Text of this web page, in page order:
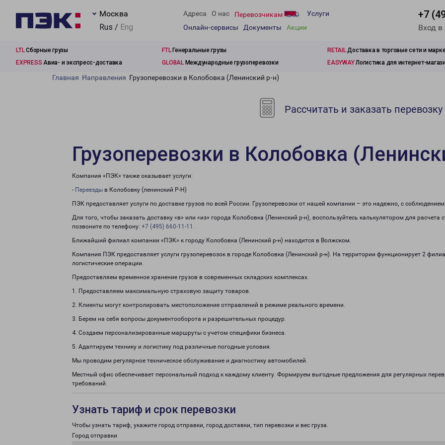
Москва
Rus / Eng
Адреса О нас Перевозчикам
Услуги
Онлайн-сервисы
Документы Акции
+7
Вход
LTLСборные грузы FTLГенеральные грузы RETAILДоставка в торговые сети и
EXPRESS Авиа- и экспресс-доставка GLOBALМеждународные грузоперевозки EASYWAYЛогистика для интернет-
Главная Направления Грузоперевозки в Колобовка (Ленинский р-н)
Рассчитать и заказать перевозку
Грузоперевозки в Колобовка
Компания «ПЭК» также оказывает услуги:
- Переезды в Колобовку (ленинский Р-Н)
ПЭК предоставляет услуги по доставке грузов по всей России. Грузоперевозки от нашей компании – это надежно, с
Для того, чтобы заказать доставку «в» или «из» города Колобовка (Ленинский р-н), воспользуйтесь калькулятором для
позвоните по телефону: +7 (495) 660-11-11 .
Ближайший филиал компании «ПЭК» к городу Колобовка (Ленинский р-н) находится в Волжском.
Компания ПЭК предоставляет услуги грузоперевозок в городе Колобовка (Ленинский р-н). На территории функционирует 2
логистические операции.
Предоставляем временное хранение грузов в современных складских комплексах.
1. Предоставляем максимальную страховую защиту товаров.
2. Клиенты могут контролировать местоположение отправлений в режиме реального времени.
3. Берем на себя вопросы документооборота и разрешительных процедур.
4. Создаем персонализированные маршруты с учетом специфики бизнеса.
5. Адаптируем технику и логистику под различные погодные условия.
Мы проводим регулярное техническое обслуживание и диагностику автомобилей.
Местный офис обеспечивает персональный подход к каждому клиенту. Формируем выгодные предложения для регулярных
требований.
Узнать тариф и срок перевозки
Чтобы узнать тариф, укажите город отправки, город доставки, тип перевозки и вес груза.
Город отправки